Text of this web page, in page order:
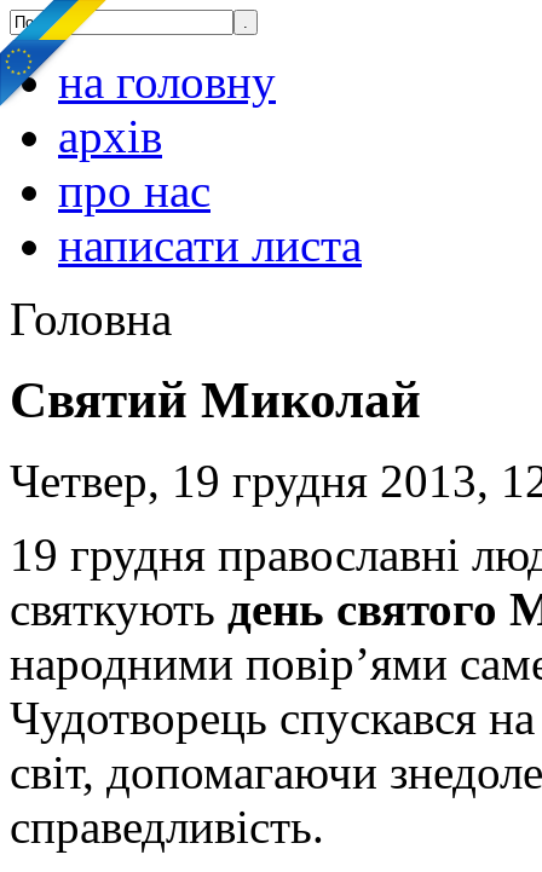
на головну
архів
про нас
написати листа
Головна
Святий Миколай
Четвер, 19 грудня 2013,
19 грудня православні
святкують день святого
народними повір’ями
Чудотворець спускався
світ, допомагаючи
справедливість.